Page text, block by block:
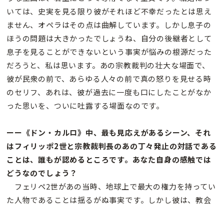
いては、史実を見る限り彼がそれほど不幸だったとは思え
ません、オペラはその点は曲解しています。しかし息子の
ほうの問題は大きかったでしょうね、自分の後継者として
息子を見ることができないという事実が悩みの根源だった
だろうと、私は思います。あの宗教裁判の壮大な場面で、
彼が民衆の前で、あらゆる人々の前で真の怒りを見せる時
のセリフ、あれは、彼が過去に一度も口にしたことがなか
った思いを、ついに吐露する場面なのです。
ーー《ドン・カルロ》中、最も見応えがあるシーン、それ
はフィリッポ2世と宗教裁判長のあの丁々発止の対話である
ことは、誰もが認めるところです。あなた自身の感触では
どうなのでしょう？
フェリペ2世があの当時、地球上で最大の権力を持ってい
た人物であることは揺るがぬ事実です。しかし彼は、教会